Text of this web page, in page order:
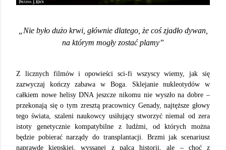
„Nie było dużo krwi, głównie dlatego, że coś zjadło dywan,
na którym mogły zostać plamy”
Z licznych filmów i opowieści sci-fi wszyscy wiemy, jak się
zazwyczaj kończy zabawa w Boga. Sklejanie nukleotydów w
całkiem nowe helisy DNA jeszcze nikomu nie wyszło na dobre –
przekonają się o tym zresztą pracownicy Genady, najtęższe głowy
tego świata, szaleni naukowcy usiłujący stworzyć niemal od zera
istoty genetycznie kompatybilne z ludźmi, od których można
będzie pobierać narządy do transplantacji. Brzmi jak scenariusz
naprawdę kiepskiej, wyssanej z palca historii, ale – choć z